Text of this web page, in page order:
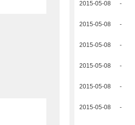
2015-05-08
-
2015-05-08
-
2015-05-08
-
2015-05-08
-
2015-05-08
-
2015-05-08
-